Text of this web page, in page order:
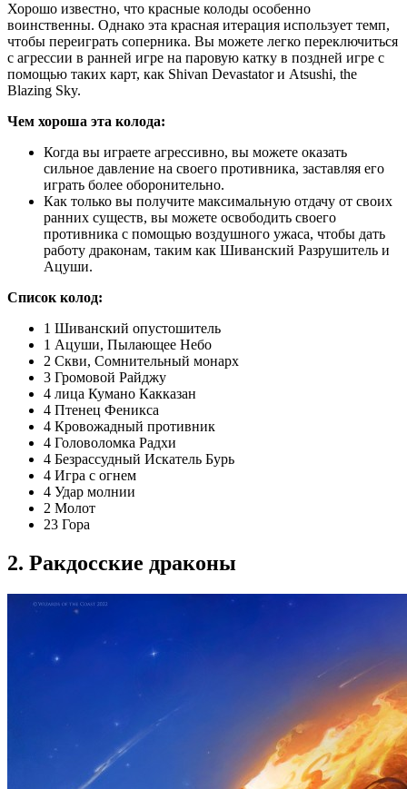
Хорошо известно, что красные колоды особенно
воинственны. Однако эта красная итерация использует темп,
чтобы переиграть соперника. Вы можете легко переключиться
с агрессии в ранней игре на паровую катку в поздней игре с
помощью таких карт, как Shivan Devastator и Atsushi, the
Blazing Sky.
Чем хороша эта колода:
Когда вы играете агрессивно, вы можете оказать
сильное давление на своего противника, заставляя его
играть более оборонительно.
Как только вы получите максимальную отдачу от своих
ранних существ, вы можете освободить своего
противника с помощью воздушного ужаса, чтобы дать
работу драконам, таким как Шиванский Разрушитель и
Ацуши.
Список колод:
1 Шиванский опустошитель
1 Ацуши, Пылающее Небо
2 Скви, Сомнительный монарх
3 Громовой Райджу
4 лица Кумано Какказан
4 Птенец Феникса
4 Кровожадный противник
4 Головоломка Радхи
4 Безрассудный Искатель Бурь
4 Игра с огнем
4 Удар молнии
2 Молот
23 Гора
2. Ракдосские драконы